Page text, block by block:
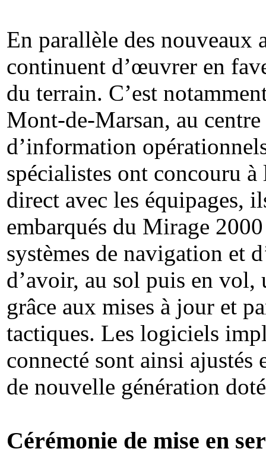
En parallèle des nouveaux
continuent d’œuvrer en
du terrain. C’est
Mont-de-Marsan, au centre
d’information
spécialistes ont concouru
direct avec les équipages,
embarqués du Mirage
systèmes de navigation et
d’avoir, au sol puis en
grâce aux mises à jour et
tactiques. Les logiciels
connecté sont ainsi
de nouvelle génération
Cérémonie de mise en